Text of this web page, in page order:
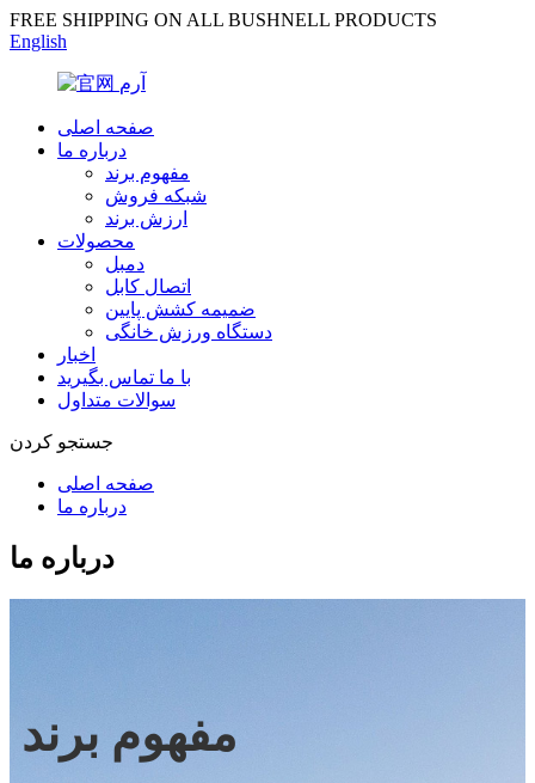
FREE SHIPPING ON ALL BUSHNELL PRODUCTS
English
صفحه اصلی
درباره ما
مفهوم برند
شبکه فروش
ارزش برند
محصولات
دمبل
اتصال کابل
ضمیمه کشش پایین
دستگاه ورزش خانگی
اخبار
با ما تماس بگیرید
سوالات متداول
جستجو کردن
صفحه اصلی
درباره ما
درباره ما
مفهوم برند